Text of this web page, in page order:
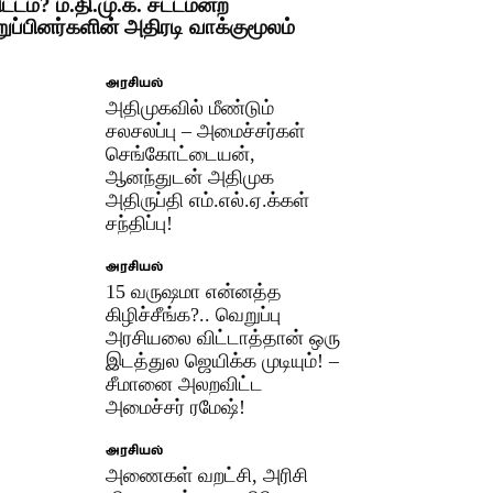
ம.தி.மு.க. சட்டமன்ற
அதிரடி வாக்குமூலம்
அரசியல்
அதிமுகவில் மீண்டும்
சலசலப்பு – அமைச்சர்கள்
செங்கோட்டையன்,
ஆனந்துடன் அதிமுக
அதிருப்தி எம்.எல்.ஏ.க்கள்
சந்திப்பு!
அரசியல்
15 வருஷமா என்னத்த
கிழிச்சீங்க?.. வெறுப்பு
அரசியலை விட்டாத்தான் ஒரு
இடத்துல ஜெயிக்க முடியும்! –
சீமானை அலறவிட்ட
அமைச்சர் ரமேஷ்!
அரசியல்
அணைகள் வறட்சி, அரிசி